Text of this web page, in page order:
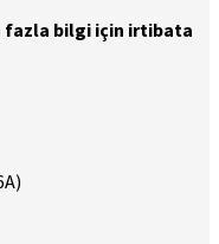
fazla bilgi için irtibata